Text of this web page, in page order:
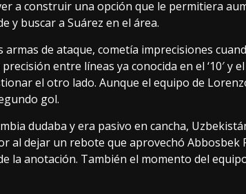
a construir una opción que le permitiera
y buscar a Suárez en el área.
de ataque, cometía imprecisiones
entre líneas ya conocida en el ‘10′ y
el otro lado. Aunque el equipo de
gol.
dudaba y era pasivo en cancha,
al dejar un rebote que aprovechó Abbosbek
la anotación. También el momento del